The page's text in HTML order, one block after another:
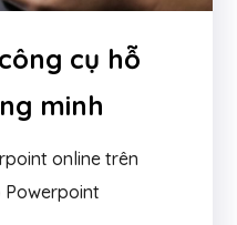
cụ hỗ
minh
online trên
Powerpoint